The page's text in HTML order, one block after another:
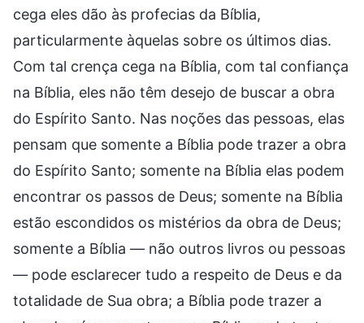
cega eles dão às profecias da Bíblia,
particularmente àquelas sobre os últimos dias.
Com tal crença cega na Bíblia, com tal confiança
na Bíblia, eles não têm desejo de buscar a obra
do Espírito Santo. Nas noções das pessoas, elas
pensam que somente a Bíblia pode trazer a obra
do Espírito Santo; somente na Bíblia elas podem
encontrar os passos de Deus; somente na Bíblia
estão escondidos os mistérios da obra de Deus;
somente a Bíblia — não outros livros ou pessoas
— pode esclarecer tudo a respeito de Deus e da
totalidade de Sua obra; a Bíblia pode trazer a